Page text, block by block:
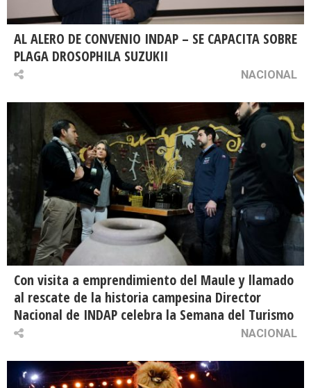
AL ALERO DE CONVENIO INDAP – SE CAPACITA SOBRE
PLAGA DROSOPHILA SUZUKII
NACIONAL
Con visita a emprendimiento del Maule y llamado
al rescate de la historia campesina Director
Nacional de INDAP celebra la Semana del Turismo
NACIONAL